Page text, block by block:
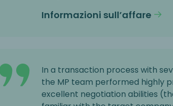
Informazioni sull’affare
In a transaction process with
the MP team performed highly
excellent negotiation abilities